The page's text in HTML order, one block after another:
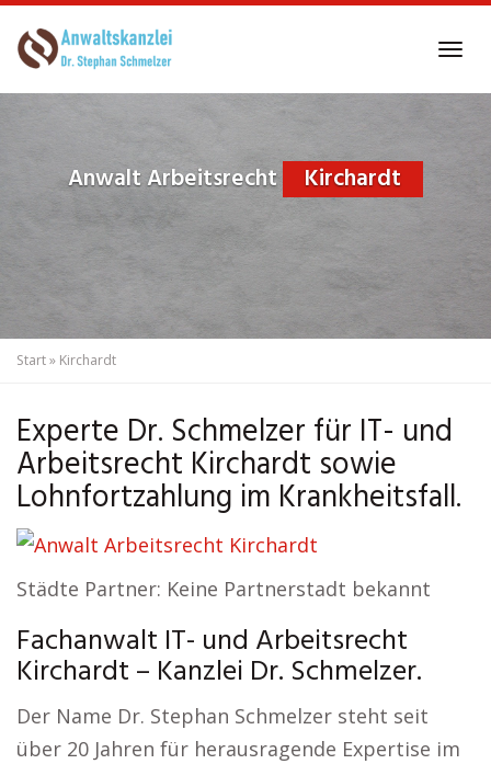
to
Anwalt Arbeitsrecht Kirchardt
Start» Kirchardt
Experte Dr. Schmelzer für IT- und
Arbeitsrecht Kirchardt sowie
Lohnfortzahlung im Krankheitsfall.
Städte Partner: Keine Partnerstadt bekannt
Fachanwalt IT- und Arbeitsrecht
Kirchardt – Kanzlei Dr. Schmelzer.
Der Name Dr. Stephan Schmelzer steht seit
über 20 Jahren für herausragende Expertise im